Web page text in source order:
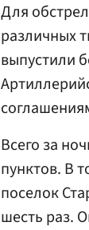
Для
различных
выпустили
Всего за
пунктов. В
поселок
шесть раз.